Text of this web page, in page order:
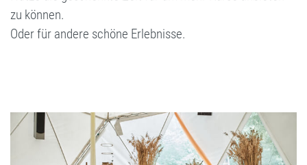
zu können.
Oder für andere schöne Erlebnisse.